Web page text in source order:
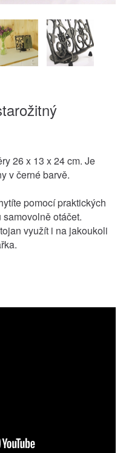
26 x 13 x 24 cm. Je
v černé barvě.
pomocí praktických
otáčet.
využít i na jakoukoli